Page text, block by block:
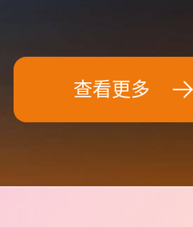
查看更多